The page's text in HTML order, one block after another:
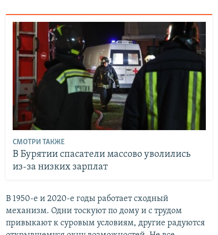
СМОТРИ ТАКЖЕ
В Бурятии спасатели массово уволились
из-за низких зарплат
В 1950-е и 2020-е годы работает сходный
механизм. Одни тоскуют по дому и с трудом
привыкают к суровым условиям, другие радуются